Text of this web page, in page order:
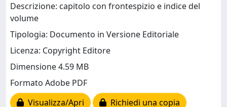
Descrizione: capitolo con frontespizio e indice del
volume
Tipologia: Documento in Versione Editoriale
Licenza: Copyright Editore
Dimensione 4.59 MB
Formato Adobe PDF
Visualizza/Apri
Richiedi una copia